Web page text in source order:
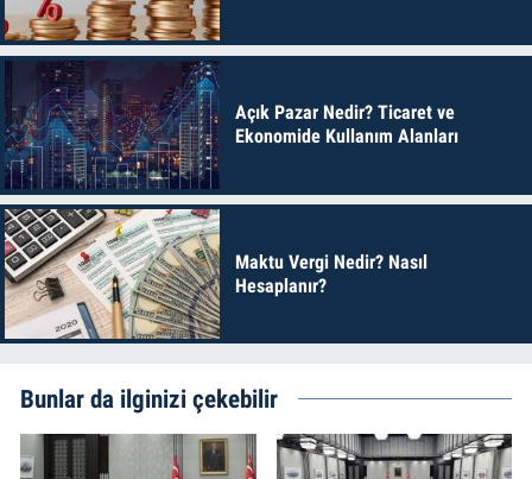
Açık Pazar Nedir? Ticaret ve
Ekonomide Kullanım Alanları
Maktu Vergi Nedir? Nasıl
Hesaplanır?
Bunlar da ilginizi çekebilir